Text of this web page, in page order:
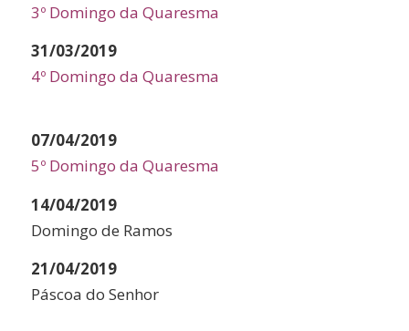
3º Domingo da Quaresma
31/03/2019
4º Domingo da Quaresma
07/04/2019
5º Domingo da Quaresma
14/04/2019
Domingo de Ramos
21/04/2019
Páscoa do Senhor